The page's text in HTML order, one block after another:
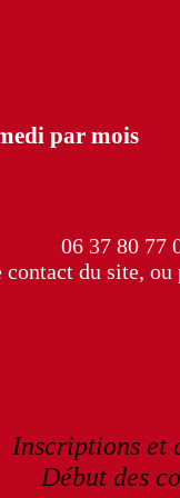
par mois
06 37 80 77
contact du site,
Inscriptions et
Début des